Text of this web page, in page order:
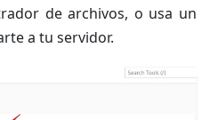
de archivos, o usa un
a tu servidor.